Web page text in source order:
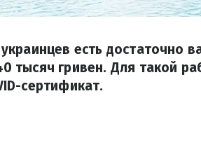
есть достаточно
тысяч гривен. Для такой
сертификат.